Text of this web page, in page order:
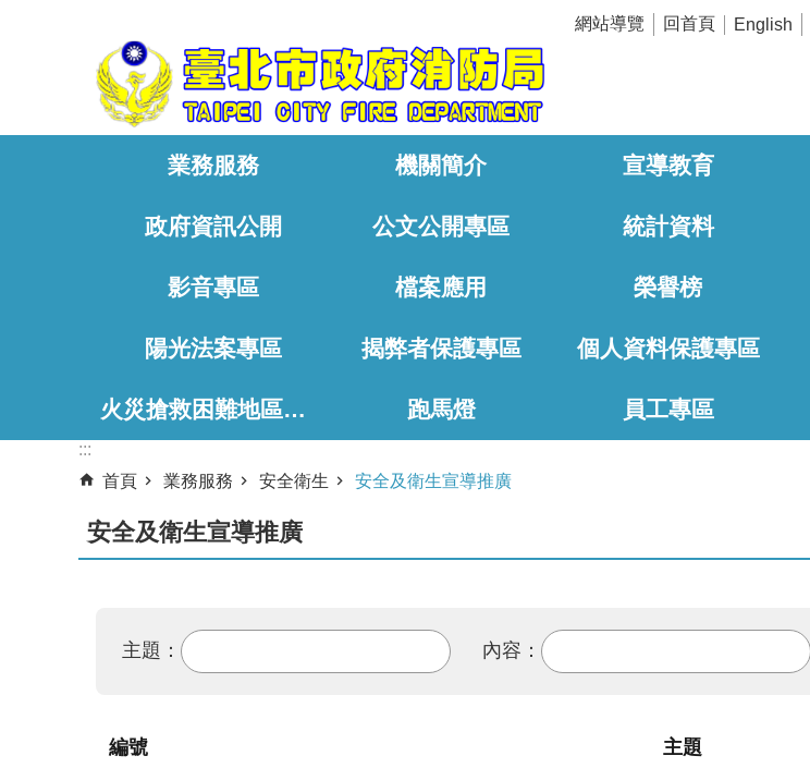
網站導覽 回首頁 English
業務服務 機關簡介 宣導教育
政府資訊公開 公文公開專區 統計資料
影音專區 檔案應用 榮譽榜
陽光法案專區 揭弊者保護專區 個人資料保護專區
火災搶救困難地區、消防通道相關資料 跑馬燈 員工專區
:::
首頁
業務服務 安全衛生 安全及衛生宣導推廣
安全及衛生宣導推廣
主題： 內容：
編號 主題